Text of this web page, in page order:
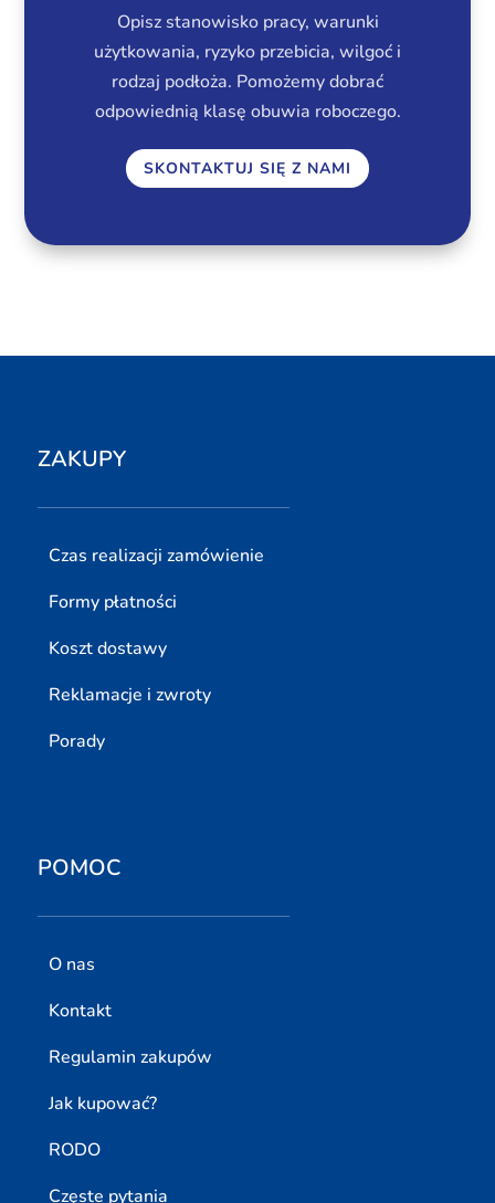
Opisz stanowisko pracy, warunki
użytkowania, ryzyko przebicia, wilgoć i
rodzaj podłoża. Pomożemy dobrać
odpowiednią klasę obuwia roboczego.
SKONTAKTUJ SIĘ Z NAMI
ZAKUPY
Czas realizacji zamówienie
Formy płatności
Koszt dostawy
Reklamacje i zwroty
Porady
POMOC
O nas
Kontakt
Regulamin zakupów
Jak kupować?
RODO
Częste pytania